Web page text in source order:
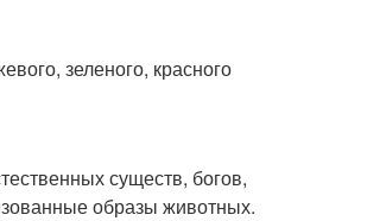
зеленого, красного
существ, богов,
образы животных.